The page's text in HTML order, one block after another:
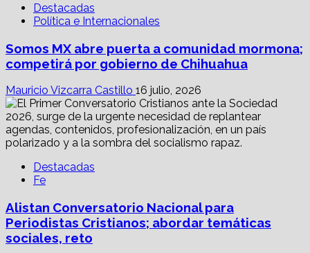
Destacadas
Política e Internacionales
Somos MX abre puerta a comunidad mormona;
competirá por gobierno de Chihuahua
Mauricio Vizcarra Castillo 16 julio, 2026
Destacadas
Fe
Alistan Conversatorio Nacional para
Periodistas Cristianos; abordar temáticas
sociales, reto